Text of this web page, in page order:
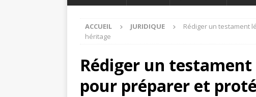
ACCUEIL JURIDIQUE
Rédiger un testament
héritage
Rédiger un
pour préparer et